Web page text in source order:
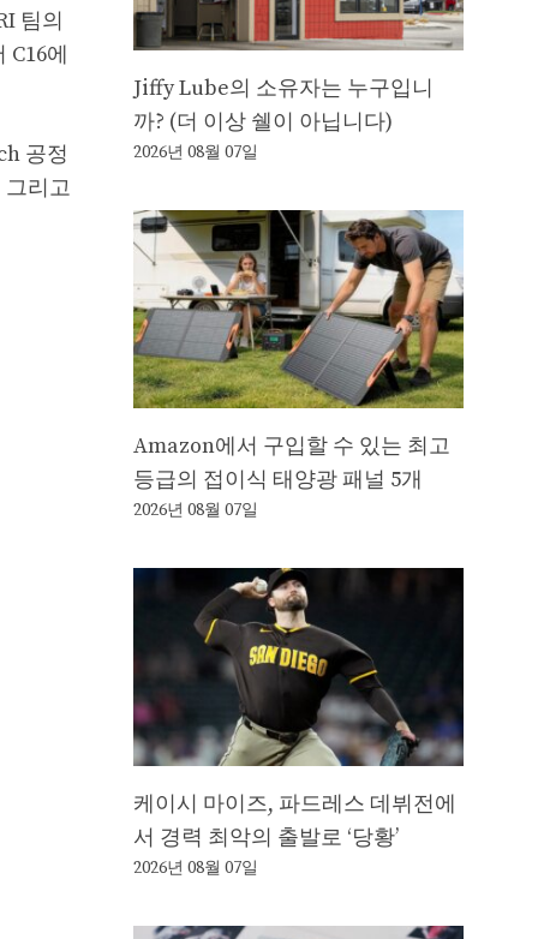
팀의
C16에
공정
그리고
Jiffy Lube의 소유자는 누구입니
까? (더 이상 쉘이 아닙니다)
2026년 08월 07일
Amazon에서 구입할 수 있는 최고
등급의 접이식 태양광 패널 5개
2026년 08월 07일
케이시 마이즈, 파드레스 데뷔전에
서 경력 최악의 출발로 ‘당황’
2026년 08월 07일